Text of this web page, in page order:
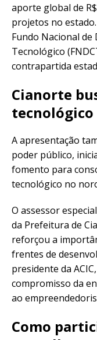
aporte global de
projetos no
Fundo Nacional
Tecnológico
contrapartida
Cianorte
tecnológico
A apresentação
poder público,
fomento para
tecnológico no
O assessor
da Prefeitura de
reforçou a
frentes de
presidente da
compromisso da
ao
Como